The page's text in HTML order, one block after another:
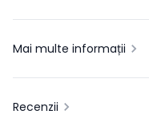
Mai multe informații
Recenzii